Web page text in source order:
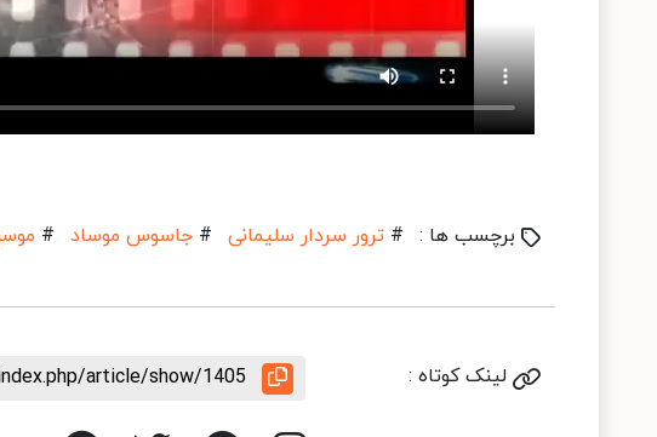
برچسب ها : # ترور سردار سلیمانی # جاسوس موساد #
لینک کوتاه : article/show/1405